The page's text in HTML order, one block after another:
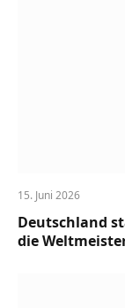
15. Juni 2026
Deutschland
die